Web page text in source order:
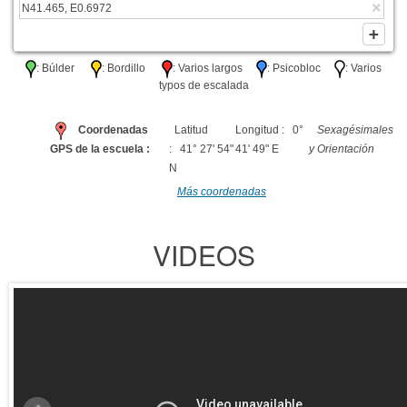
: Búlder : Bordillo : Varios largos : Psicobloc
: Varios
typos de escalada
Coordenadas
GPS de la escuela :
Latitud
: 41° 27' 54"
N
Longitud : 0°
41' 49" E
Sexagésimales
y Orientación
Más coordenadas
VIDEOS